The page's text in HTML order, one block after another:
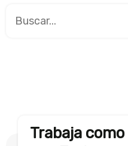
Trabaja como